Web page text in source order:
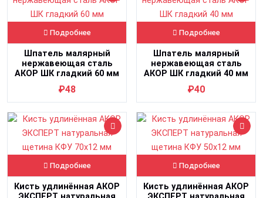
Подробнее
Шпатель малярный
нержавеющая сталь
АКОР ШК гладкий 60 мм
₽48
Подробнее
Шпатель малярный
нержавеющая сталь
АКОР ШК гладкий 40 мм
₽40
Подробнее
Кисть удлинённая АКОР
Подробнее
Кисть удлинённая АКОР